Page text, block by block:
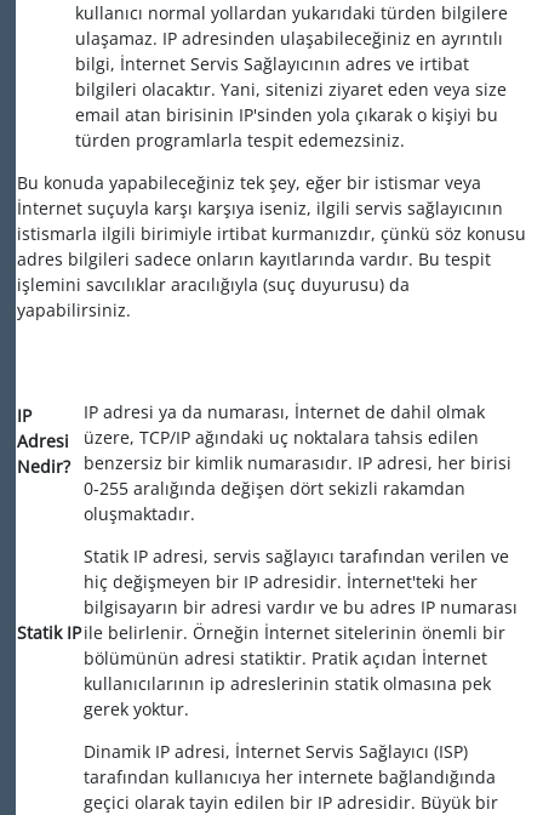
kullanıcı normal yollardan yukarıdaki türden bilgilere
ulaşamaz. IP adresinden ulaşabileceğiniz en ayrıntılı
bilgi, İnternet Servis Sağlayıcının adres ve irtibat
bilgileri olacaktır. Yani, sitenizi ziyaret eden veya size
email atan birisinin IP'sinden yola çıkarak o kişiyi bu
türden programlarla tespit edemezsiniz.
Bu konuda yapabileceğiniz tek şey, eğer bir istismar veya
İnternet suçuyla karşı karşıya iseniz, ilgili servis sağlayıcının
istismarla ilgili birimiyle irtibat kurmanızdır, çünkü söz konusu
adres bilgileri sadece onların kayıtlarında vardır. Bu tespit
işlemini savcılıklar aracılığıyla (suç duyurusu) da
yapabilirsiniz.
IP
Adresi
Nedir?
IP adresi ya da numarası, İnternet de dahil olmak
üzere, TCP/IP ağındaki uç noktalara tahsis edilen
benzersiz bir kimlik numarasıdır. IP adresi, her birisi
0-255 aralığında değişen dört sekizli rakamdan
oluşmaktadır.
Statik IP
Statik IP adresi, servis sağlayıcı tarafından verilen ve
hiç değişmeyen bir IP adresidir. İnternet'teki her
bilgisayarın bir adresi vardır ve bu adres IP numarası
ile belirlenir. Örneğin İnternet sitelerinin önemli bir
bölümünün adresi statiktir. Pratik açıdan İnternet
kullanıcılarının ip adreslerinin statik olmasına pek
gerek yoktur.
Dinamik IP adresi, İnternet Servis Sağlayıcı (ISP)
tarafından kullanıcıya her internete bağlandığında
geçici olarak tayin edilen bir IP adresidir. Büyük bir